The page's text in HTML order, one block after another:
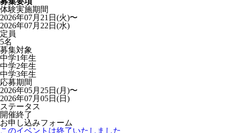
体験実施期間
2026年07月21日(火)〜
2026年07月22日(水)
定員
5名
募集対象
中学1年生
中学2年生
中学3年生
応募期間
2026年05月25日(月)〜
2026年07月05日(日)
ステータス
開催終了
お申し込みフォーム
このイベントは終了いたしました